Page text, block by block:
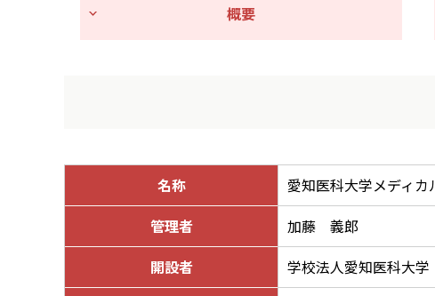
概要
名称
愛知医科大学メディカ
管理者
加藤 義郎
開設者
学校法人愛知医科大学